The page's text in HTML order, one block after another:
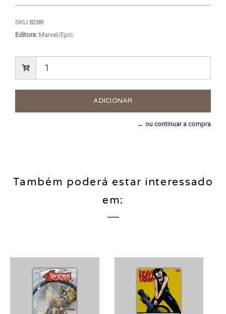
SKU:8288
Editora: Marvel/Epic
← ou continuar a compra
Também poderá estar interessado
em: